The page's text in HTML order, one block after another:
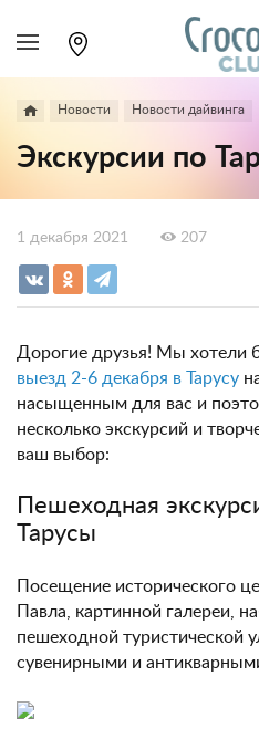
Новости Новости дайвинга
Экскурсии по
1 декабря 2021 207
Дорогие друзья! Мы хотели
выезд 2-6 декабря в Тарусу
насыщенным для вас и
несколько экскурсий и
ваш выбор:
Пешеходная
Тарусы
Посещение исторического
Павла, картинной галереи,
пешеходной туристической
сувенирными и